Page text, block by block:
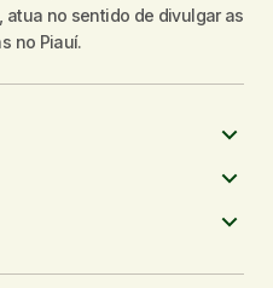
atua no sentido de divulgar as
no Piauí.